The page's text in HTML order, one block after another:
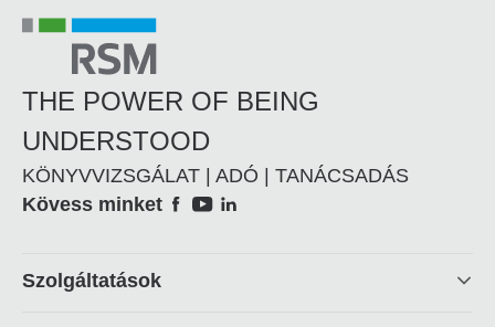
THE POWER OF BEING
UNDERSTOOD
KÖNYVVIZSGÁLAT | ADÓ | TANÁCSADÁS
Social
Kövess minket
Footer
Szolgáltatások